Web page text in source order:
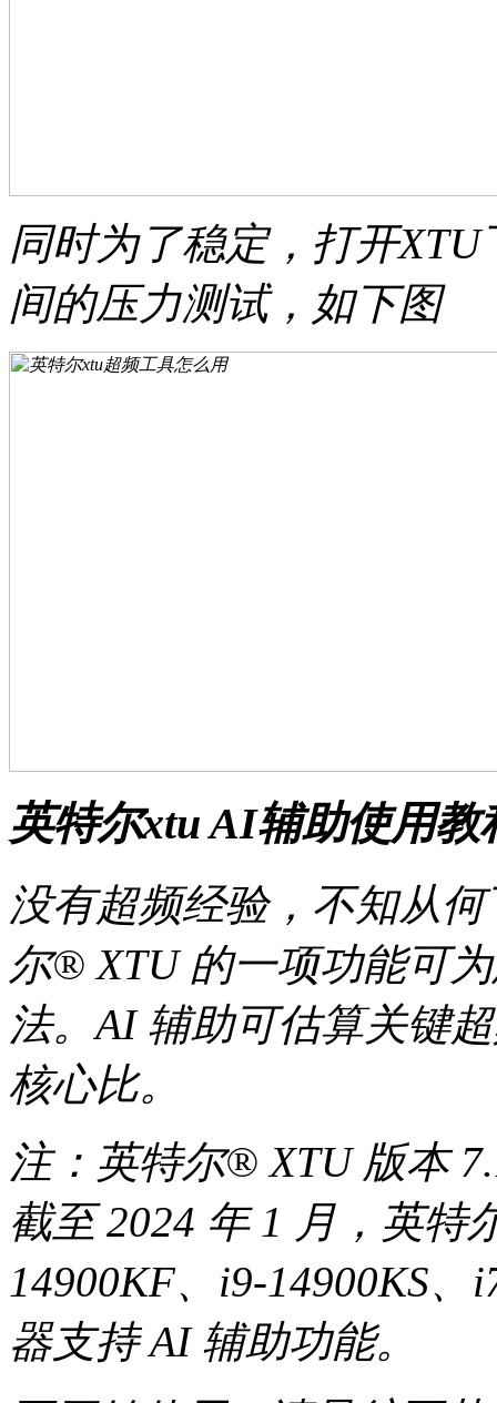
同时为了稳定，打开
间的压力测试，如下图
英特尔xtu AI辅助使用教
没有超频经验，不知从
尔® XTU 的一项功能可
法。AI 辅助可估算关键
核心比。
注：英特尔® XTU 版本
截至 2024 年 1 月，英
14900KF、i9-14900KS
器支持 AI 辅助功能。